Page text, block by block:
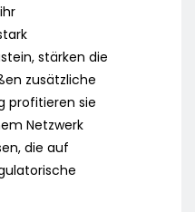
stärken die
zusätzliche
profitieren sie
Netzwerk
die auf